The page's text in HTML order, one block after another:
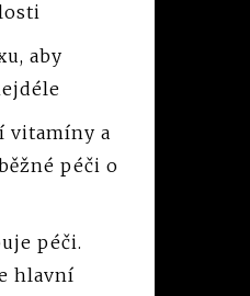
aby
vitamíny a
péči o
péči.
hlavní